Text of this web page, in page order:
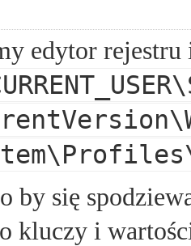
edytor rejestru
by się
kluczy i